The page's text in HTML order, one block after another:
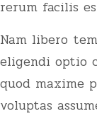
rerum facilis
Nam libero
eligendi optio
quod maxime
voluptas